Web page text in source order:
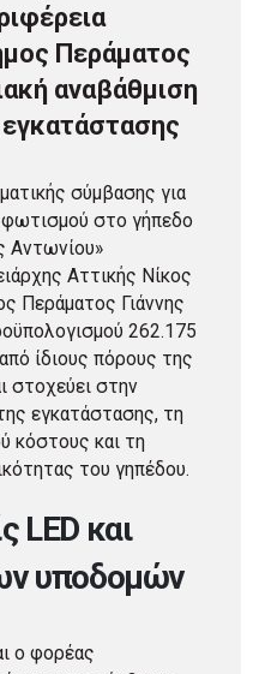
Περάματος
αναβάθμιση
σύμβασης για
στο γήπεδο
Αντωνίου»
Αττικής Νίκος
Περάματος Γιάννης
262.175
ίδιους πόρους της
στοχεύει στην
εγκατάστασης, τη
κόστους και τη
του γηπέδου.
LED και
υποδομών
ο φορέας